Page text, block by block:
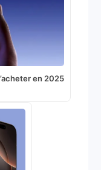
en 2025